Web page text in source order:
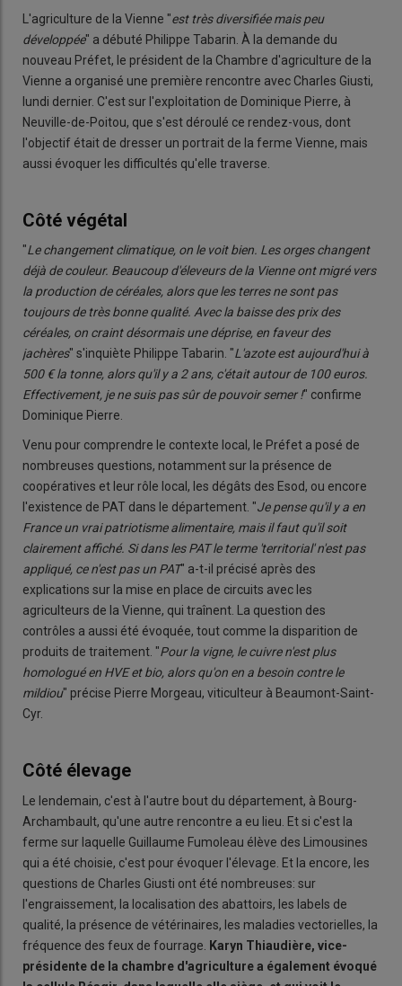
L'agriculture de la Vienne "est très diversifiée mais peu
développée" a débuté Philippe Tabarin. À la demande du
nouveau Préfet, le président de la Chambre d'agriculture de la
Vienne a organisé une première rencontre avec Charles Giusti,
lundi dernier. C'est sur l'exploitation de Dominique Pierre, à
Neuville-de-Poitou, que s'est déroulé ce rendez-vous, dont
l'objectif était de dresser un portrait de la ferme Vienne, mais
aussi évoquer les difficultés qu'elle traverse.
Côté végétal
"Le changement climatique, on le voit bien. Les orges changent
déjà de couleur. Beaucoup d'éleveurs de la Vienne ont migré vers
la production de céréales, alors que les terres ne sont pas
toujours de très bonne qualité. Avec la baisse des prix des
céréales, on craint désormais une déprise, en faveur des
jachères" s'inquiète Philippe Tabarin. "L'azote est aujourd'hui à
500 € la tonne, alors qu'il y a 2 ans, c'était autour de 100 euros.
Effectivement, je ne suis pas sûr de pouvoir semer !" confirme
Dominique Pierre.
Venu pour comprendre le contexte local, le Préfet a posé de
nombreuses questions, notamment sur la présence de
coopératives et leur rôle local, les dégâts des Esod, ou encore
l'existence de PAT dans le département. "Je pense qu'il y a en
France un vrai patriotisme alimentaire, mais il faut qu'il soit
clairement affiché. Si dans les PAT le terme 'territorial' n'est pas
appliqué, ce n'est pas un PAT" a-t-il précisé après des
explications sur la mise en place de circuits avec les
agriculteurs de la Vienne, qui traînent. La question des
contrôles a aussi été évoquée, tout comme la disparition de
produits de traitement. "Pour la vigne, le cuivre n'est plus
homologué en HVE et bio, alors qu'on en a besoin contre le
mildiou" précise Pierre Morgeau, viticulteur à Beaumont-Saint-
Cyr.
Côté élevage
Le lendemain, c'est à l'autre bout du département, à Bourg-
Archambault, qu'une autre rencontre a eu lieu. Et si c'est la
ferme sur laquelle Guillaume Fumoleau élève des Limousines
qui a été choisie, c'est pour évoquer l'élevage. Et la encore, les
questions de Charles Giusti ont été nombreuses: sur
l'engraissement, la localisation des abattoirs, les labels de
qualité, la présence de vétérinaires, les maladies vectorielles, la
fréquence des feux de fourrage.
Karyn Thiaudière, vice-
présidente de la chambre d'agriculture a également évoqué